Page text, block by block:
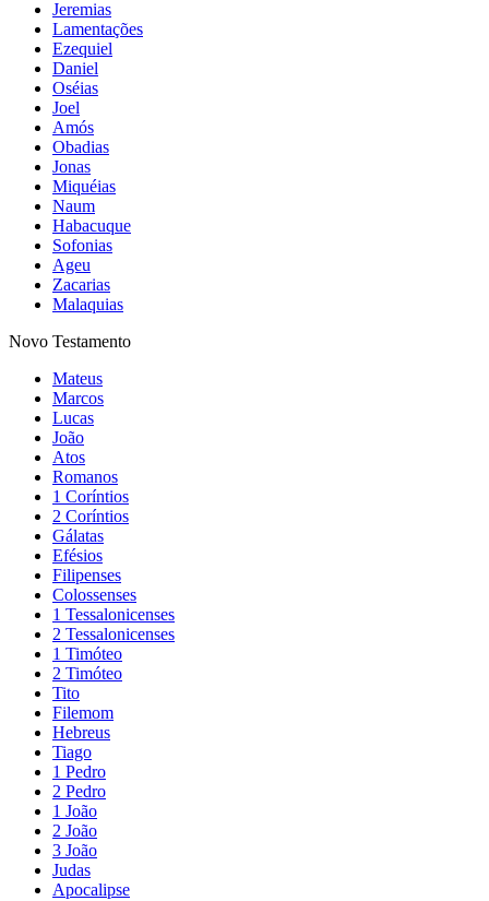
Jeremias
Lamentações
Ezequiel
Daniel
Oséias
Joel
Amós
Obadias
Jonas
Miquéias
Naum
Habacuque
Sofonias
Ageu
Zacarias
Malaquias
Novo Testamento
Mateus
Marcos
Lucas
João
Atos
Romanos
1 Coríntios
2 Coríntios
Gálatas
Efésios
Filipenses
Colossenses
1 Tessalonicenses
2 Tessalonicenses
1 Timóteo
2 Timóteo
Tito
Filemom
Hebreus
Tiago
1 Pedro
2 Pedro
1 João
2 João
3 João
Judas
Apocalipse